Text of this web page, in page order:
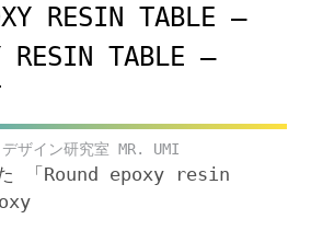
RESIN TABLE –
RESIN TABLE –
デザイン研究室 MR. UMI
た 「Round epoxy resin